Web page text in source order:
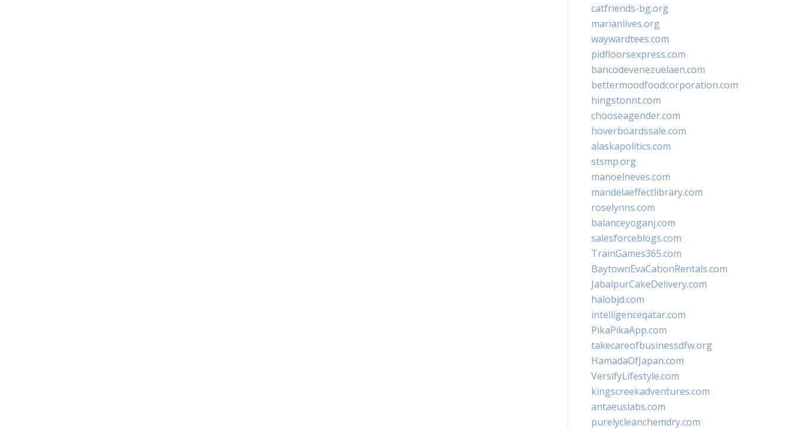
catfriends-bg.org
marianlives.org
waywardtees.com
pidfloorsexpress.com
bancodevenezuelaen.com
bettermoodfoodcorporation.com
hingstonnt.com
chooseagender.com
hoverboardssale.com
alaskapolitics.com
stsmp.org
manoelneves.com
mandelaeffectlibrary.com
roselynns.com
balanceyoganj.com
salesforceblogs.com
TrainGames365.com
BaytownEvaCationRentals.com
JabalpurCakeDelivery.com
halobjd.com
intelligenceqatar.com
PikaPikaApp.com
takecareofbusinessdfw.org
HamadaOfJapan.com
VersifyLifestyle.com
kingscreekadventures.com
antaeuslabs.com
purelycleanchemdry.com